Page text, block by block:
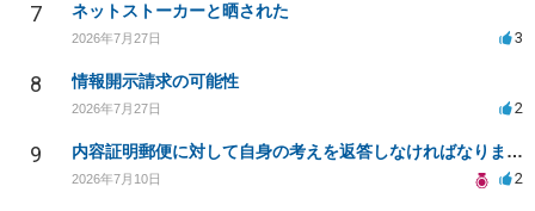
7 ネットストーカーと晒された
2026年7月27日 3
8 情報開示請求の可能性
2026年7月27日 2
9 内容証明郵便に対して自身の考えを返答しなければなりませんか？
2026年7月10日 2